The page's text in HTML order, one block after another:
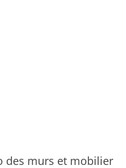
des murs et mobilier